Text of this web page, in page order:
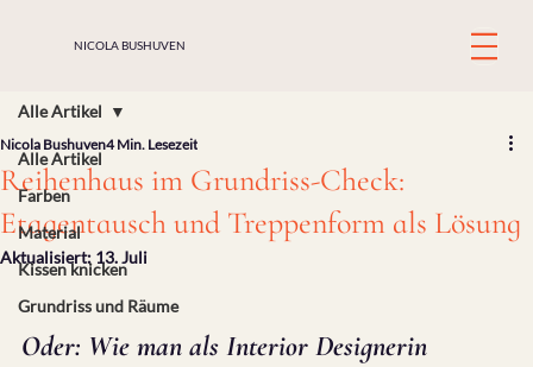
NICOLA BUSHUVEN
Alle Artikel
Farben
Material
Kissen knicken
Grundriss und Räume
Alle Artikel
Reihenhaus im Grundriss-Check:
Etagentausch und Treppenform als Lösung
Nicola Bushuven4 Min. Lesezeit
Aktualisiert: 13. Juli
Oder: Wie man als Interior Designerin